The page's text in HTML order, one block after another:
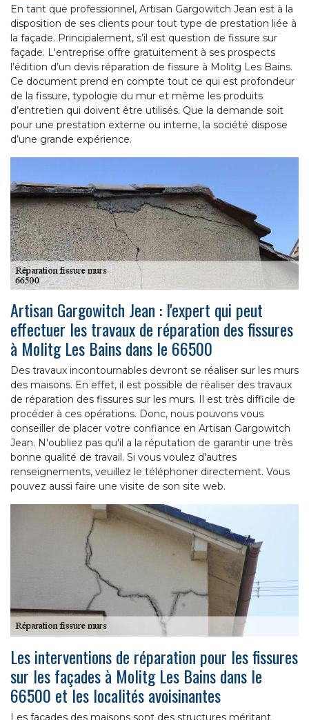
En tant que professionnel, Artisan Gargowitch Jean est à la
disposition de ses clients pour tout type de prestation liée à
la façade. Principalement, s’il est question de fissure sur
façade. L'entreprise offre gratuitement à ses prospects
l’édition d’un devis réparation de fissure à Molitg Les Bains.
Ce document prend en compte tout ce qui est profondeur
de la fissure, typologie du mur et même les produits
d’entretien qui doivent être utilisés. Que la demande soit
pour une prestation externe ou interne, la société dispose
d’une grande expérience.
Artisan Gargowitch Jean : l'expert qui peut
effectuer les travaux de réparation des fissures
à Molitg Les Bains dans le 66500
Des travaux incontournables devront se réaliser sur les murs
des maisons. En effet, il est possible de réaliser des travaux
de réparation des fissures sur les murs. Il est très difficile de
procéder à ces opérations. Donc, nous pouvons vous
conseiller de placer votre confiance en Artisan Gargowitch
Jean. N'oubliez pas qu'il a la réputation de garantir une très
bonne qualité de travail. Si vous voulez d'autres
renseignements, veuillez le téléphoner directement. Vous
pouvez aussi faire une visite de son site web.
Les interventions de réparation pour les fissures
sur les façades à Molitg Les Bains dans le
66500 et les localités avoisinantes
Les façades des maisons sont des structures méritant